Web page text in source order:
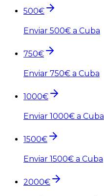
500€
Enviar 500€ a Cuba
750€
Enviar 750€ a Cuba
1000€
Enviar 1000€ a Cuba
1500€
Enviar 1500€ a Cuba
2000€